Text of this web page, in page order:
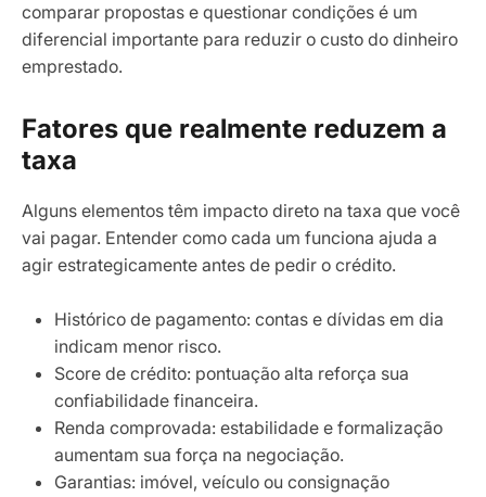
comparar propostas e questionar condições é um
diferencial importante para reduzir o custo do dinheiro
emprestado.
Fatores que realmente reduzem a
taxa
Alguns elementos têm impacto direto na taxa que você
vai pagar. Entender como cada um funciona ajuda a
agir estrategicamente antes de pedir o crédito.
Histórico de pagamento: contas e dívidas em dia
indicam menor risco.
Score de crédito: pontuação alta reforça sua
confiabilidade financeira.
Renda comprovada: estabilidade e formalização
aumentam sua força na negociação.
Garantias: imóvel, veículo ou consignação